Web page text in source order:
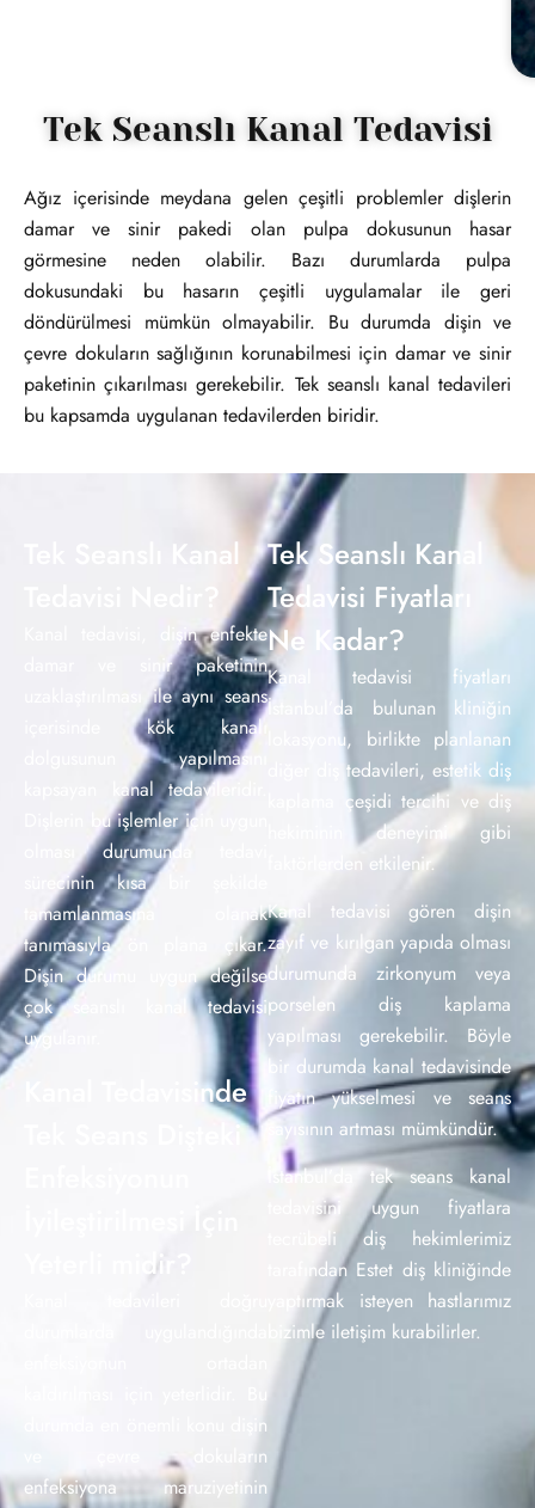
Tek Seanslı Kanal Tedavisi
Ağız içerisinde meydana gelen çeşitli problemler dişlerin
damar ve sinir pakedi olan pulpa dokusunun hasar
görmesine neden olabilir. Bazı durumlarda pulpa
dokusundaki bu hasarın çeşitli uygulamalar ile geri
döndürülmesi mümkün olmayabilir. Bu durumda dişin ve
çevre dokuların sağlığının korunabilmesi için damar ve sinir
paketinin çıkarılması gerekebilir. Tek seanslı kanal tedavileri
bu kapsamda uygulanan tedavilerden biridir.
Tek Seanslı Kanal
Kanal tedavisi, dişin enfekte
damar ve sinir paketinin
uzaklaştırılması ile aynı seans
içerisinde kök kanalı
dolgusunun yapılmasını
kapsayan kanal tedavileridir.
Dişlerin bu işlemler için uygun
olması durumunda tedavi
sürecinin kısa bir şekilde
tamamlanmasına olanak
tanımasıyla ön plana çıkar.
Dişin durumu uygun değilse
çok seanslı kanal tedavisi
uygulanır.
Kanal Tedavisinde
Tek Seans Dişteki
Yeterli midir?
durumda en önemli konu dişin
ve çevre dokuların
enfeksiyona maruziyetinin
Tek Seanslı Kanal
Tedavisi Fiyatları
Ne Kadar?
Kanal tedavisi fiyatları
İstanbul’da bulunan kliniğin
lokasyonu, birlikte planlanan
diğer diş tedavileri, estetik diş
kaplama çeşidi tercihi ve diş
hekiminin deneyimi gibi
faktörlerden etkilenir.
Kanal tedavisi gören dişin
zayıf ve kırılgan yapıda olması
durumunda zirkonyum veya
porselen diş kaplama
yapılması gerekebilir. Böyle
bir durumda kanal tedavisinde
fiyatın yükselmesi ve seans
sayısının artması mümkündür.
İstanbul’da tek seans kanal
tedavisini uygun fiyatlara
tecrübeli diş hekimlerimiz
tarafından Estet diş kliniğinde
yaptırmak isteyen hastlarımız
bizimle iletişim kurabilirler.